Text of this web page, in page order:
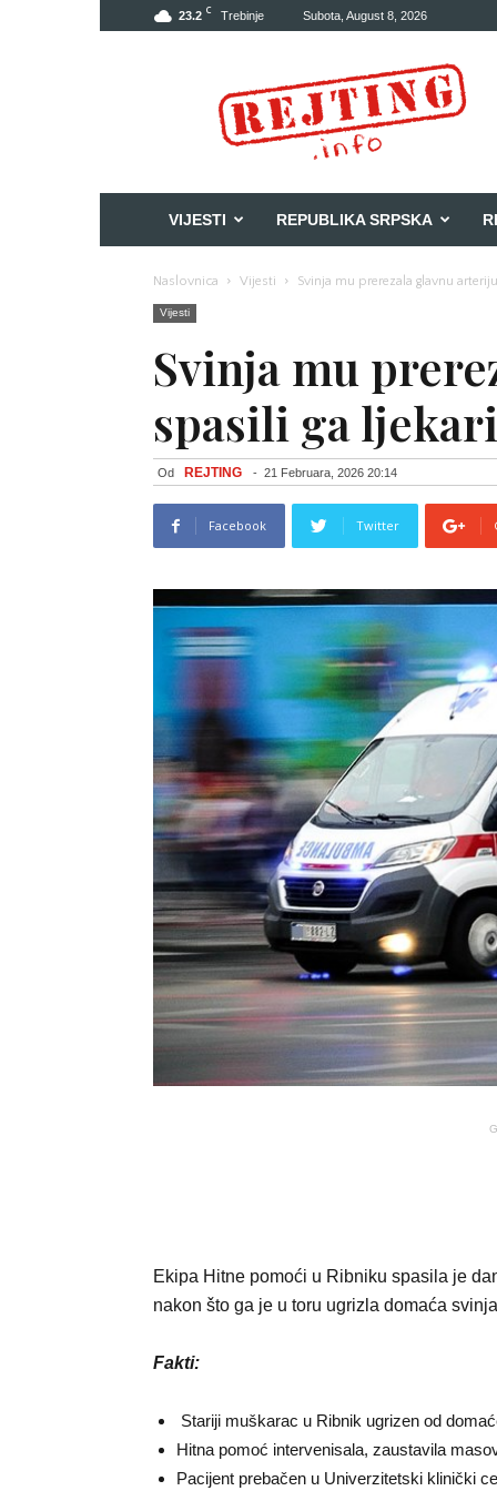
23.2 C Trebinje Subota, August 8, 2026
VIJESTI REPUBLIKA SRPSKA
Naslovnica Vijesti Svinja mu prerezala glavnu
Vijesti
Svinja mu
spasili ga
Od REJTING - 21 Februara, 2026 20:14
Facebook Twitter
Ekipa Hitne pomoći u Ribniku spasila je
nakon što ga je u toru ugrizla domaća
Fakti:
Stariji muškarac u Ribnik ugrizen od
Hitna pomoć intervenisala, zaustavila
Pacijent prebačen u Univerzitetski klinički